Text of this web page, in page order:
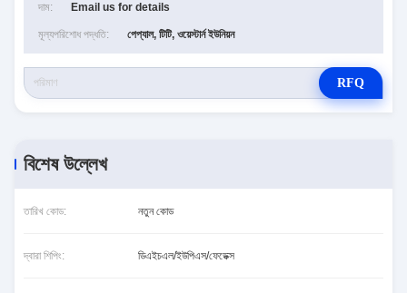
দাম: Email us for details
মূল্যপরিশোধ পদ্ধতি: পেপ্যাল, টিটি, ওয়েস্টার্ন ইউনিয়ন
RFQ
বিশেষ উল্লেখ
তারিখ কোড: নতুন কোড
দ্বারা শিপিং: ডিএইচএল/ইউপিএস/ফেডেক্স